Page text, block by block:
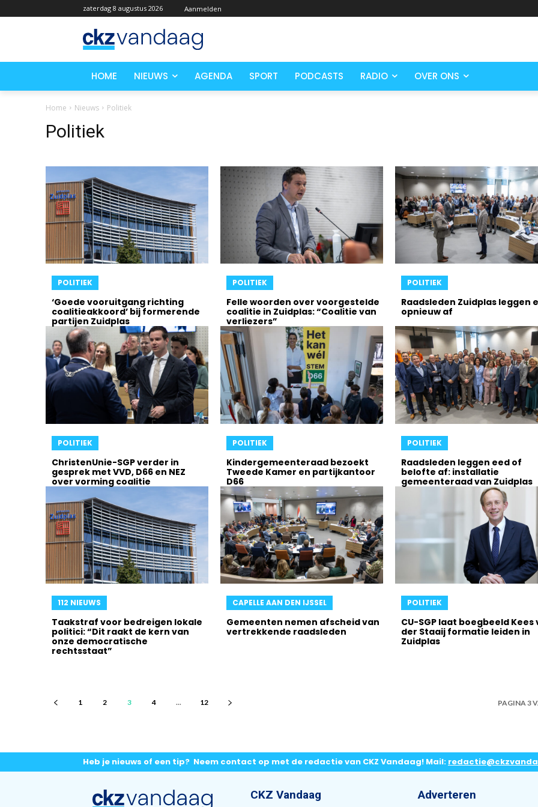
zaterdag 8 augustus 2026 Aanmelden
HOME NIEUWS AGENDA SPORT PODCASTS RADIO OVER ONS
Home Nieuws Politiek
Politiek
POLITIEK
‘Goede vooruitgang richting
coalitieakkoord’ bij formerende
partijen Zuidplas
POLITIEK
Felle woorden over voorgestelde
coalitie in Zuidplas: “Coalitie van
verliezers”
POLITIEK
Raadsleden Zuidplas leggen
opnieuw af
POLITIEK
ChristenUnie-SGP verder in
gesprek met VVD, D66 en NEZ
over vorming coalitie
POLITIEK
Kindergemeenteraad bezoekt
Tweede Kamer en partijkantoor
D66
POLITIEK
Raadsleden leggen eed of
belofte af: installatie
gemeenteraad van Zuidplas
112 NIEUWS
Taakstraf voor bedreigen lokale
politici: “Dit raakt de kern van
onze democratische
rechtsstaat”
CAPELLE AAN DEN IJSSEL
Gemeenten nemen afscheid van
vertrekkende raadsleden
POLITIEK
CU-SGP laat boegbeeld Kees
der Staaij formatie leiden in
Zuidplas
1 2 3 4 ... 12 PAGINA 3
Heb je nieuws of een tip? Neem contact op met de redactie van CKZ Vandaag! Mail:
CKZ Vandaag Adverteren